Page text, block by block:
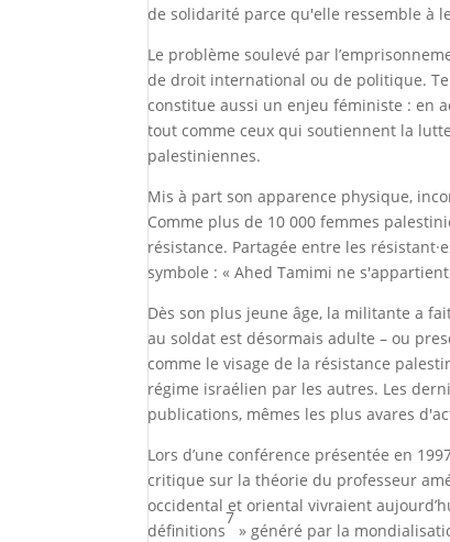
de solidarité parce qu'elle ressemble à
Le problème soulevé par
de droit international ou de politique.
constitue aussi un enjeu féministe : en
tout comme ceux qui soutiennent la
palestiniennes.
Mis à part son apparence physique,
Comme plus de 10 000 femmes
résistance. Partagée entre les
symbole : « Ahed Tamimi ne
Dès son plus jeune âge, la militante a
au soldat est désormais adulte – ou
comme le visage de la résistance
régime israélien par les autres. Les
publications, mêmes les plus avares
Lors d’une conférence présentée en
critique sur la théorie du professeur
occidental et oriental vivraient
définitions
7
» généré par la